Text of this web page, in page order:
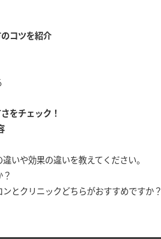
コツを紹介
をチェック！
いや効果の違いを教えてください。
とクリニックどちらがおすすめですか？